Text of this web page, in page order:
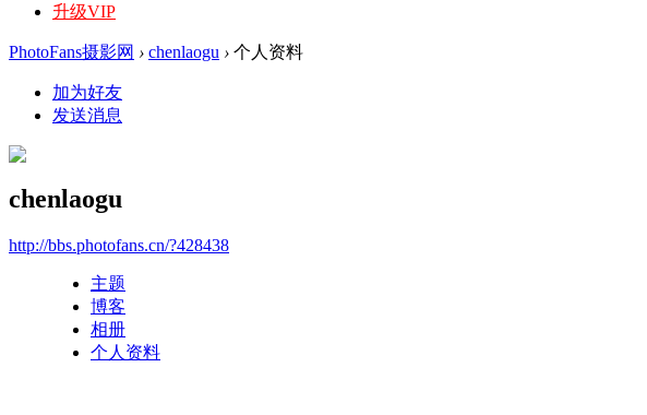
升级VIP
PhotoFans摄影网 › chenlaogu › 个人资料
加为好友
发送消息
chenlaogu
http://bbs.photofans.cn/?428438
主题
博客
相册
个人资料